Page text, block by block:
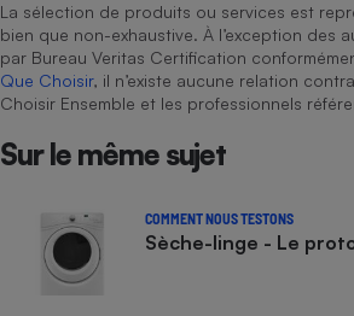
La sélection de produits ou services est
bien que non-exhaustive. À l’exception des
par Bureau Veritas Certification
Que Choisir, il n’existe aucune relation
Choisir Ensemble et les professionnels
Sur le même sujet
COMMENT NOUS TESTONS
Sèche-linge - Le